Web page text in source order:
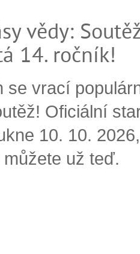
vědy:
14. ročník!
se vrací
Oficiální
10. 10.
už teď.